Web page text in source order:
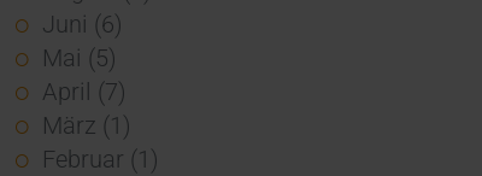
Juni (6)
Mai (5)
April (7)
März (1)
Februar (1)